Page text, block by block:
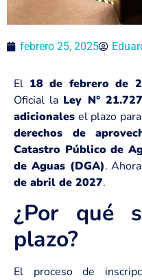
febrero 25, 2025
El 18 de febrero de
Oficial la Ley N° 21.727
adicionales el plazo
derechos de
Catastro Público de
de Aguas (DGA).
de abril de 2027.
¿Por qué
plazo?
El proceso de